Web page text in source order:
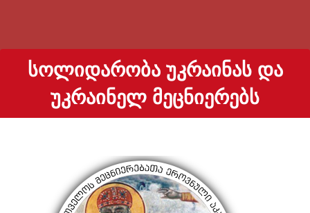
ᲡᲝᲚᲘᲓᲐᲠᲝᲑᲐ ᲣᲙᲠᲐᲘᲜᲐᲡ ᲓᲐ
ᲣᲙᲠᲐᲘᲜᲔᲚ ᲛᲔᲪᲜᲘᲔᲠᲔᲑᲡ